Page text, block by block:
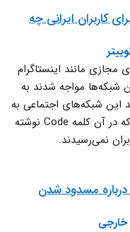
کاربران ایرانی چه
شبکه‌های مجازی مانند اینستاگرام
شبکه‌ها مواجه شدند به
این شبکه‌های اجتماعی به
کاربران نمی‌رسید بلکه پیامک‌های دیگری که در آن کلمه Code نوشته
نمی‌رسیدند.
مسدود شدن